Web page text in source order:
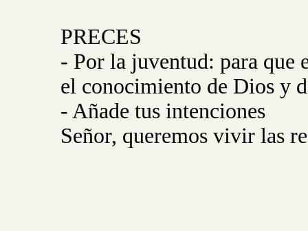
PRECES
- Por la juventud: para que
el conocimiento de Dios y
- Añade tus intenciones
Señor, queremos vivir las